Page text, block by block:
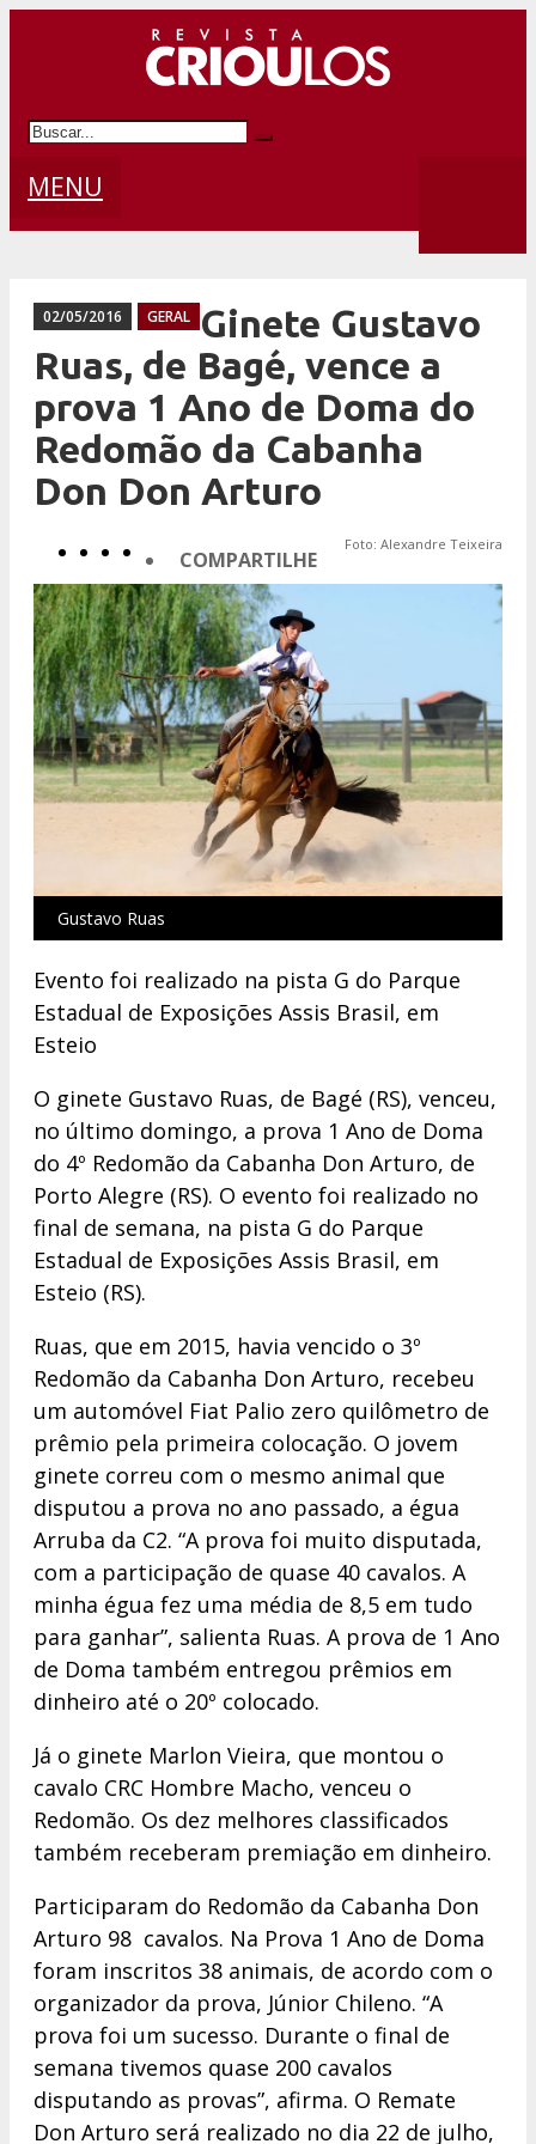
MENU
02/05/2016 GERAL Ginete Gustavo
Ruas, de Bagé, vence a
prova 1 Ano de Doma do
Redomão da Cabanha
Don Don Arturo
COMPARTILHE
Foto: Alexandre Teixeira
Gustavo Ruas
Evento foi realizado na pista G do Parque
Estadual de Exposições Assis Brasil, em
Esteio
O ginete Gustavo Ruas, de Bagé (RS), venceu,
no último domingo, a prova 1 Ano de Doma
do 4º Redomão da Cabanha Don Arturo, de
Porto Alegre (RS). O evento foi realizado no
final de semana, na pista G do Parque
Estadual de Exposições Assis Brasil, em
Esteio (RS).
Ruas, que em 2015, havia vencido o 3º
Redomão da Cabanha Don Arturo, recebeu
um automóvel Fiat Palio zero quilômetro de
prêmio pela primeira colocação. O jovem
ginete correu com o mesmo animal que
disputou a prova no ano passado, a égua
Arruba da C2. “A prova foi muito disputada,
com a participação de quase 40 cavalos. A
minha égua fez uma média de 8,5 em tudo
para ganhar”, salienta Ruas. A prova de 1 Ano
de Doma também entregou prêmios em
dinheiro até o 20º colocado.
Já o ginete Marlon Vieira, que montou o
cavalo CRC Hombre Macho, venceu o
Redomão. Os dez melhores classificados
também receberam premiação em dinheiro.
Participaram do Redomão da Cabanha Don
Arturo 98 cavalos. Na Prova 1 Ano de Doma
foram inscritos 38 animais, de acordo com o
organizador da prova, Júnior Chileno. “A
prova foi um sucesso. Durante o final de
semana tivemos quase 200 cavalos
disputando as provas”, afirma. O Remate
Don Arturo será realizado no dia 22 de julho,